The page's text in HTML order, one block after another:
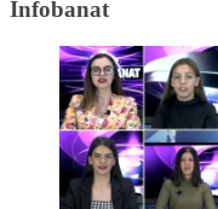
Infobanat